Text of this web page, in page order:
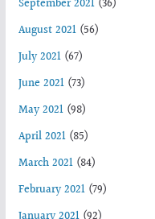
September 2021(36)
August 2021(56)
July 2021(67)
June 2021(73)
May 2021(98)
April 2021(85)
March 2021(84)
February 2021(79)